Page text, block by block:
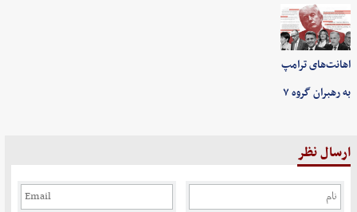
اهانت‌های ترامپ
به رهبران گروه ۷
ارسال نظر